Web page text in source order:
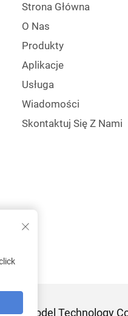
Strona Główna
O Nas
Produkty
Aplikacje
Usługa
Wiadomości
Skontaktuj Się Z Nami
Model Technology